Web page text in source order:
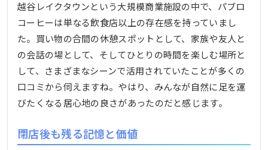
越谷レイクタウンという大規模商業施設の中で、パブロ
コーヒーは単なる飲食店以上の存在感を持っていまし
た。買い物の合間の休憩スポットとして、家族や友人と
の会話の場として、そしてひとりの時間を楽しむ場所と
して、さまざまなシーンで活用されていたことが多くの
口コミから伺えますね。やはり、みんなが自然に足を運
びたくなる居心地の良さがあったのだと感じます。
閉店後も残る記憶と価値